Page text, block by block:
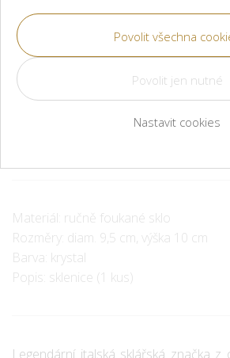
2 800 Kč
Materiál: ručně foukané sklo
Rozměry: diam. 9,5 cm, výška 10 cm
Barva: krystal
Popis: sklenice (1 kus)
Legendární italská sklářská značka
Nastavit cookies